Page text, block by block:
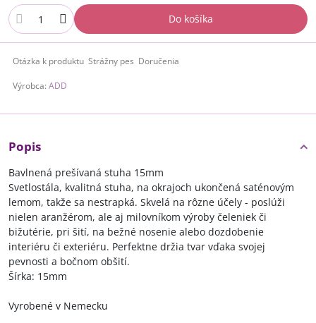
Do košíka
Otázka k produktu Strážny pes Doručenia
Výrobca: ADD
Popis
Bavlnená prešívaná stuha 15mm
Svetlostála, kvalitná stuha, na okrajoch ukončená saténovým
lemom, takže sa nestrapká. Skvelá na rôzne účely - poslúži
nielen aranžérom, ale aj milovníkom výroby čeleniek či
bižutérie, pri šití, na bežné nosenie alebo dozdobenie
interiéru či exteriéru. Perfektne držia tvar vďaka svojej
pevnosti a bočnom obšití.
Šírka: 15mm
Vyrobené v Nemecku